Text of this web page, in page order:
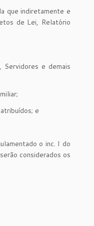
que indiretamente e
de Lei, Relatório
e demais
e
o inc. I do
considerados os